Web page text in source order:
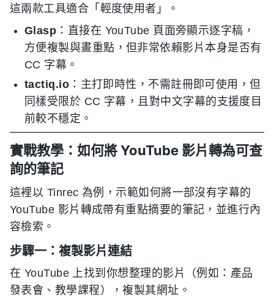
這兩款工具適合「輕度使用者」。
Glasp ：直接在 YouTube 頁面旁顯示逐字稿，
方便複製與畫重點，但非常依賴影片本身是否有
CC 字幕。
tactiq.io ：主打即時性，不需註冊即可使用，但
同樣受限於 CC 字幕，且對中文字幕的支援度目
前較不穩定。
實戰教學：如何將 YouTube 影片轉為可查
詢的筆記
這裡以 Tinrec 為例，示範如何將一部沒有字幕的
YouTube 影片轉成帶有重點摘要的筆記，並進行內
容檢索。
步驟一：複製影片連結
在 YouTube 上找到你想整理的影片（例如：產品
發表會、教學課程），複製其網址。